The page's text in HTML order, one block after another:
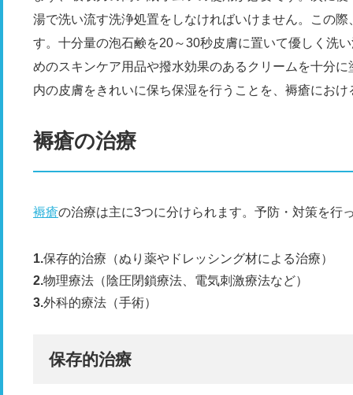
湯で洗い流す洗浄処置をしなければいけません。この
す。十分量の泡石鹸を20～30秒皮膚に置いて優しく洗
めのスキンケア用品や撥水効果のあるクリームを十分
内の皮膚をきれいに保ち保湿を行うことを、褥瘡にお
褥瘡の治療
褥瘡の治療は主に3つに分けられます。予防・対策を行
保存的治療（ぬり薬やドレッシング材による治療）
物理療法（陰圧閉鎖療法、電気刺激療法など）
外科的療法（手術）
保存的治療